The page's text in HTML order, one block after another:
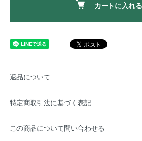
カートに入れる
返品について
特定商取引法に基づく表記
この商品について問い合わせる